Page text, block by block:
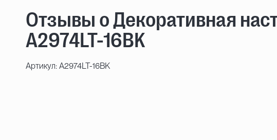
Отзывы о Декоративная
A2974LT-16BK
Артикул: A2974LT-16BK